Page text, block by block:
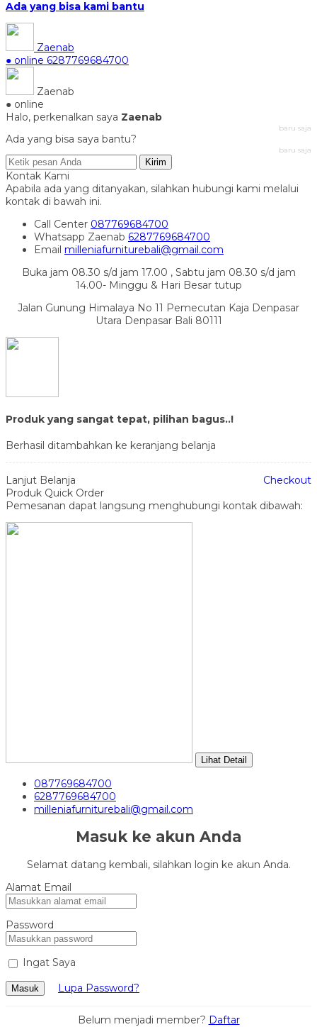
Ada yang bisa kami bantu
Zaenab
● online 6287769684700
Zaenab
● online
Halo, perkenalkan saya Zaenab
baru saja
Ada yang bisa saya bantu?
baru saja
Kirim
Kontak Kami
Apabila ada yang ditanyakan, silahkan hubungi kami melalui
kontak di bawah ini.
Call Center 087769684700
Whatsapp Zaenab 6287769684700
Email milleniafurniturebali@gmail.com
Buka jam 08.30 s/d jam 17.00 , Sabtu jam 08.30 s/d jam
14.00- Minggu & Hari Besar tutup
Jalan Gunung Himalaya No 11 Pemecutan Kaja Denpasar
Utara Denpasar Bali 80111
Produk yang sangat tepat, pilihan bagus..!
Berhasil ditambahkan ke keranjang belanja
Lanjut Belanja
Checkout
Produk Quick Order
Pemesanan dapat langsung menghubungi kontak dibawah:
Lihat Detail
087769684700
6287769684700
milleniafurniturebali@gmail.com
Masuk ke akun Anda
Selamat datang kembali, silahkan login ke akun Anda.
Alamat Email
Password
Ingat Saya
Masuk Lupa Password?
Belum menjadi member? Daftar